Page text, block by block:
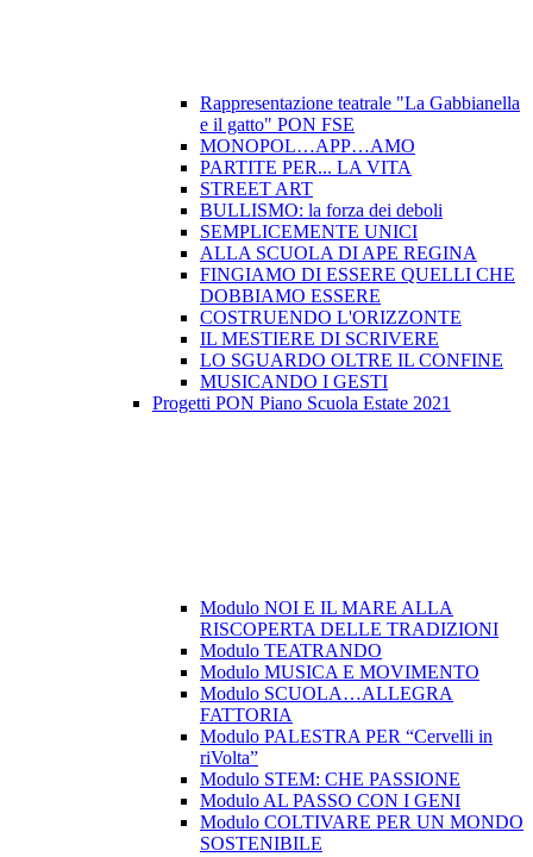
Rappresentazione teatrale "La Gabbianella
e il gatto" PON FSE
MONOPOL…APP…AMO
PARTITE PER... LA VITA
STREET ART
BULLISMO: la forza dei deboli
SEMPLICEMENTE UNICI
ALLA SCUOLA DI APE REGINA
FINGIAMO DI ESSERE QUELLI CHE
DOBBIAMO ESSERE
COSTRUENDO L'ORIZZONTE
IL MESTIERE DI SCRIVERE
LO SGUARDO OLTRE IL CONFINE
MUSICANDO I GESTI
Progetti PON Piano Scuola Estate 2021
Modulo NOI E IL MARE ALLA
RISCOPERTA DELLE TRADIZIONI
Modulo TEATRANDO
Modulo MUSICA E MOVIMENTO
Modulo SCUOLA…ALLEGRA
FATTORIA
Modulo PALESTRA PER “Cervelli in
riVolta”
Modulo STEM: CHE PASSIONE
Modulo AL PASSO CON I GENI
Modulo COLTIVARE PER UN MONDO
SOSTENIBILE